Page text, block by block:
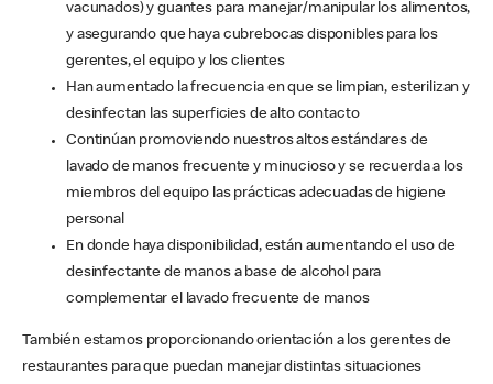
vacunados) y guantes para manejar/manipular los alimentos,
y asegurando que haya cubrebocas disponibles para los
gerentes, el equipo y los clientes
Han aumentado la frecuencia en que se limpian, esterilizan y
desinfectan las superficies de alto contacto
Continúan promoviendo nuestros altos estándares de
lavado de manos frecuente y minucioso y se recuerda a los
miembros del equipo las prácticas adecuadas de higiene
personal
En donde haya disponibilidad, están aumentando el uso de
desinfectante de manos a base de alcohol para
complementar el lavado frecuente de manos
También estamos proporcionando orientación a los gerentes de
restaurantes para que puedan manejar distintas situaciones